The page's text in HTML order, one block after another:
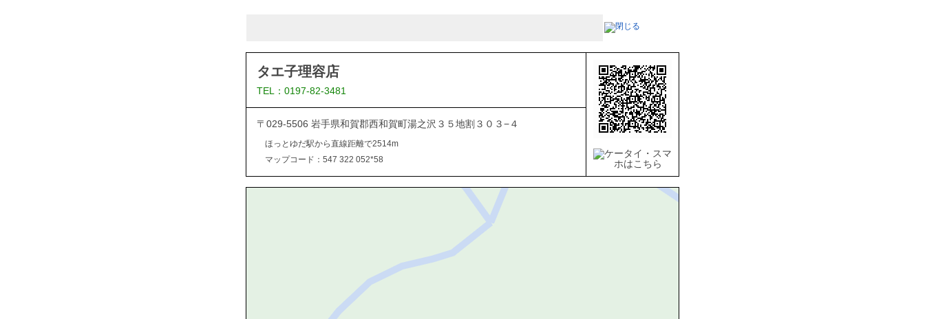
タエ子理容店
TEL：0197-82-3481
〒029-5506 岩手県和賀郡西和賀町湯之沢３５地割３０３−４
ほっとゆだ駅から直線距離で2514m
マップコード：547 322 052*58